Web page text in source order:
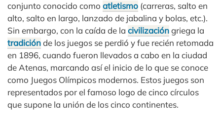
conjunto conocido como atletismo (carreras, salto en
alto, salto en largo, lanzado de jabalina y bolas, etc.).
Sin embargo, con la caída de la civilizacióngriega la
tradiciónde los juegos se perdió y fue recién retomada
en 1896, cuando fueron llevados a cabo en la ciudad
de Atenas, marcando así el inicio de lo que se conoce
como Juegos Olímpicos modernos. Estos juegos son
representados por el famoso logo de cinco círculos
que supone la unión de los cinco continentes.